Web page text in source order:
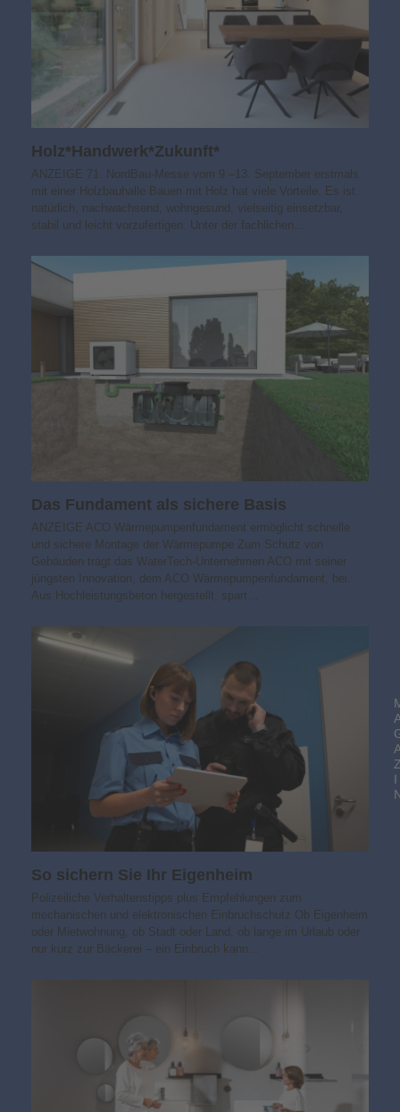
Holz*Handwerk*Zukunft*
ANZEIGE 71. NordBau-Messe vom 9.–13. September erstmals
mit einer Holzbauhalle Bauen mit Holz hat viele Vorteile. Es ist
natürlich, nachwachsend, wohngesund, vielseitig einsetzbar,
stabil und leicht vorzufertigen. Unter der fachlichen…
Das Fundament als sichere Basis
ANZEIGE ACO Wärmepumpenfundament ermöglicht schnelle
und sichere Montage der Wärmepumpe Zum Schutz von
Gebäuden trägt das WaterTech-Unternehmen ACO mit seiner
jüngsten Innovation, dem ACO Wärmepumpenfundament, bei.
Aus Hochleistungsbeton hergestellt, spart…
So sichern Sie Ihr Eigenheim
Polizeiliche Verhaltenstipps plus Empfehlungen zum
mechanischen und elektronischen Einbruchschutz Ob Eigenheim
oder Mietwohnung, ob Stadt oder Land, ob lange im Urlaub oder
nur kurz zur Bäckerei – ein Einbruch kann…
I